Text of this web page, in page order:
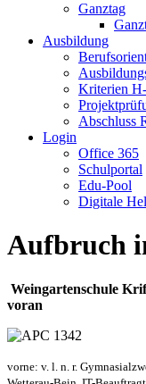
Ganztag
Ausbildung
Kriterien
Abschluss
Login
Office 365
Schulportal
Edu-Pool
Digitale
Aufbruch
Weingartenschule
voran
vorne: v. l. n. r.